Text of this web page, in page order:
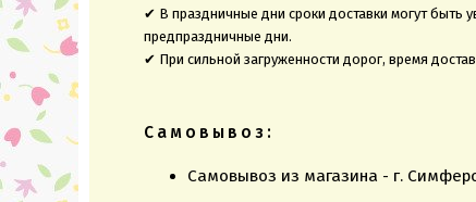
✔ В праздничные дни сроки доставки могут быть
предпраздничные дни.
✔ При сильной загруженности дорог, время
Самовывоз:
Самовывоз из магазина - г.